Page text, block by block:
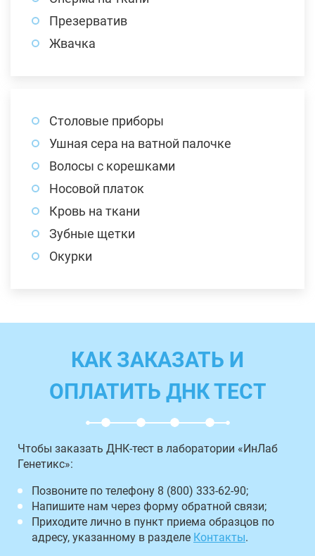
Презерватив
Жвачка
Столовые приборы
Ушная сера на ватной палочке
Волосы с корешками
Носовой платок
Кровь на ткани
Зубные щетки
Окурки
КАК ЗАКАЗАТЬ И
ОПЛАТИТЬ ДНК ТЕСТ
Чтобы заказать ДНК-тест в лаборатории «ИнЛаб
Генетикс»:
Позвоните по телефону 8 (800) 333-62-90;
Напишите нам через форму обратной связи;
Приходите лично в пункт приема образцов по
адресу, указанному в разделе Контакты.